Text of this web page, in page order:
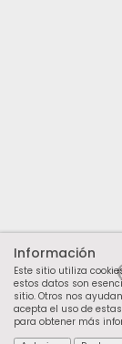
Información
Este sitio utiliza
estos datos son
sitio. Otros nos
acepta el uso de
para obtener más